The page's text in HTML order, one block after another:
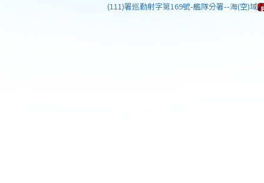
(111)署巡勤射字第169號-艦隊分署--海(空)域